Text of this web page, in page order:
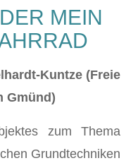
MEIN
Kuntze (Freie
Gmünd)
zum Thema
Grundtechniken